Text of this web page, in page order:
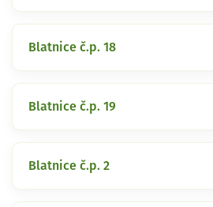
Blatnice č.p. 18
Blatnice č.p. 19
Blatnice č.p. 2